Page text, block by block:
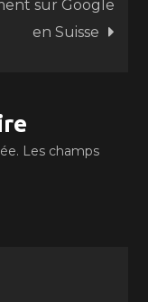
sur Google
en Suisse
Les champs